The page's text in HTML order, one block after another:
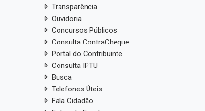
Transparência
Ouvidoria
Concursos Públicos
Consulta ContraCheque
Portal do Contribuinte
Consulta IPTU
Busca
Telefones Úteis
Fala Cidadão